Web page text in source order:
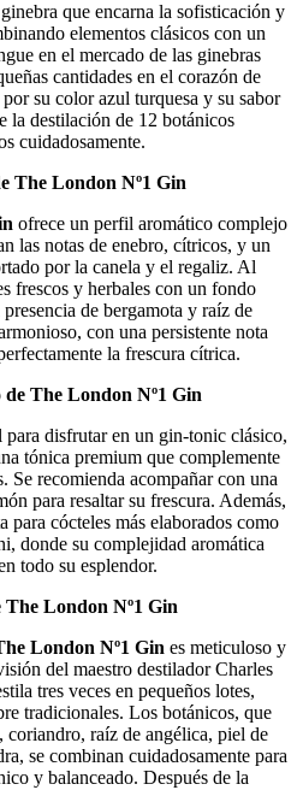
que encarna la sofisticación y
elementos clásicos con un
en el mercado de las ginebras
cantidades en el corazón de
su color azul turquesa y su sabor
la destilación de 12 botánicos
cuidadosamente.
The London Nº1 Gin
ofrece un perfil aromático complejo
las notas de enebro, cítricos, y un
por la canela y el regaliz. Al
frescos y herbales con un fondo
de bergamota y raíz de
con una persistente nota
la frescura cítrica.
The London Nº1 Gin
para disfrutar en un gin-tonic clásico,
tónica premium que complemente
Se recomienda acompañar con una
para resaltar su frescura. Además,
para cócteles más elaborados como
donde su complejidad aromática
todo su esplendor.
London Nº1 Gin
London Nº1 Gin es meticuloso y
del maestro destilador Charles
tres veces en pequeños lotes,
tradicionales. Los botánicos, que
coriandro, raíz de angélica, piel de
se combinan cuidadosamente para
y balanceado. Después de la